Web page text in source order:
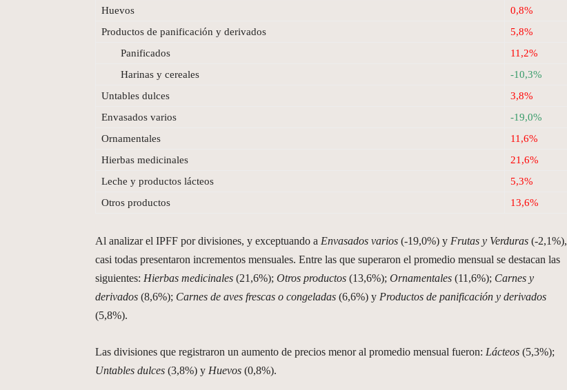
Huevos
0,8%
Productos de panificación y derivados
5,8%
Panificados
11,2%
Harinas y cereales
-10,3%
Untables dulces
3,8%
Envasados varios
-19,0%
Ornamentales
11,6%
Hierbas medicinales
21,6%
Leche y productos lácteos
5,3%
Otros productos
13,6%
Al analizar el IPFF por divisiones, y exceptuando a Envasados varios (-19,0%) y Frutas y Verduras (-2,1%),
casi todas presentaron incrementos mensuales. Entre las que superaron el promedio mensual se destacan las
siguientes: Hierbas medicinales (21,6%); Otros productos (13,6%); Ornamentales (11,6%); Carnes y
derivados (8,6%); Carnes de aves frescas o congeladas (6,6%) y Productos de panificación y derivados
(5,8%).
Las divisiones que registraron un aumento de precios menor al promedio mensual fueron: Lácteos (5,3%);
Untables dulces (3,8%) y Huevos (0,8%).